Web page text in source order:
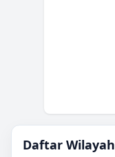
Daftar Wilayah